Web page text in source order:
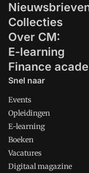
Collecties
Over CM:
E-learning
Finance
Snel naar
Events
Opleidingen
E-learning
Boeken
Vacatures
Digitaal magazine